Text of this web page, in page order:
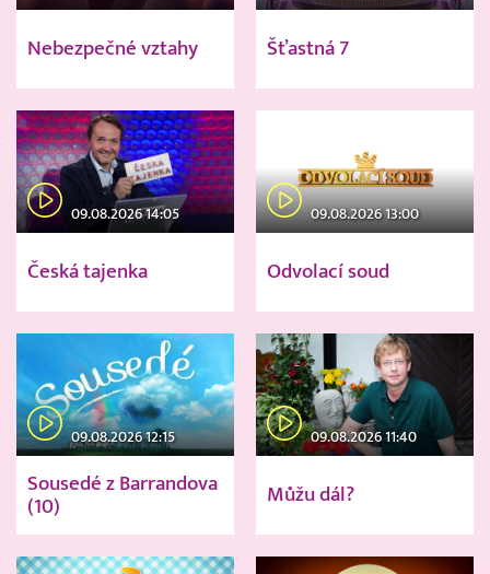
Nebezpečné vztahy Šťastná 7
09.08.2026 14:05
Česká tajenka
09.08.2026 13:00
Odvolací soud
09.08.2026 12:15
Sousedé z Barrandova
(10)
09.08.2026 11:40
Můžu dál?